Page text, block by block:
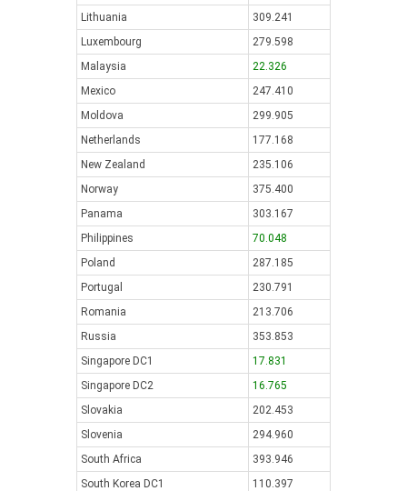
Lithuania
309.241
Luxembourg
279.598
Malaysia
22.326
Mexico
247.410
Moldova
299.905
Netherlands
177.168
New Zealand
235.106
Norway
375.400
Panama
303.167
Philippines
70.048
Poland
287.185
Portugal
230.791
Romania
213.706
Russia
353.853
Singapore DC1
17.831
Singapore DC2
16.765
Slovakia
202.453
Slovenia
294.960
South Africa
393.946
South Korea DC1
110.397